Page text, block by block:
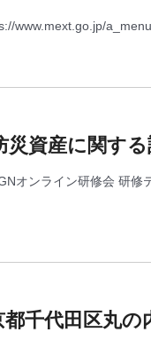
www.mext.go.jp/
資産に関する
オンライン研修会 研修
千代田区丸の